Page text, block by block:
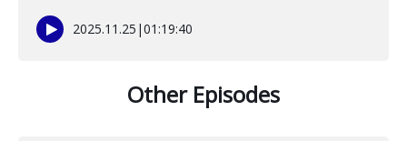
2025.11.25 |01:19:40
Other Episodes